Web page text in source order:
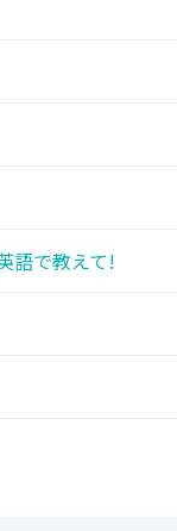
語で教えて!